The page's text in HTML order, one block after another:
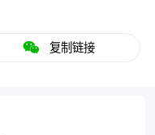
复制链接